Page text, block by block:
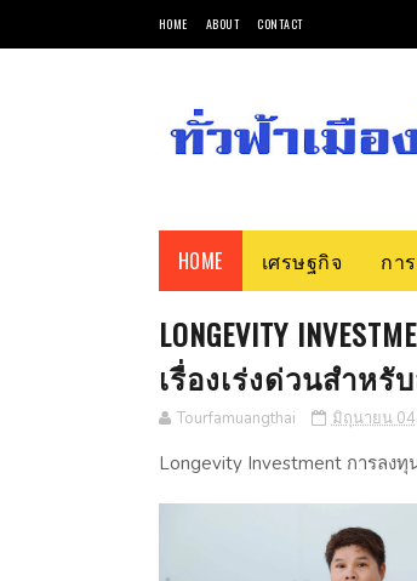
HOME ABOUT CONTACT
HOME เศรษฐกิจ กา
LONGEVITY
เรื่องเร่งด่วนสำหรั
Tourfamuangthai มิถุนายน
Longevity Investment การลง